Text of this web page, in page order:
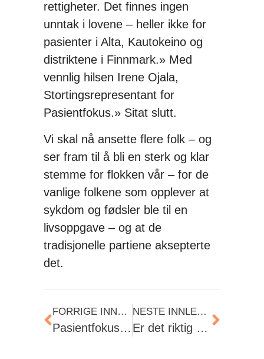
rettigheter. Det finnes ingen
unntak i lovene – heller ikke for
pasienter i Alta, Kautokeino og
distriktene i Finnmark.» Med
vennlig hilsen Irene Ojala,
Stortingsrepresentant for
Pasientfokus.» Sitat slutt.
Vi skal nå ansette flere folk – og
ser fram til å bli en sterk og klar
stemme for flokken vår – for de
vanlige folkene som opplever at
sykdom og fødsler ble til en
livsoppgave – og at de
tradisjonelle partiene aksepterte
det.
FORRIGE INNLEGG
Pasientfokus jobber for en Helsehavari-kommisjon.
NESTE INNLEGG
Er det riktig med Nasjonalt skjenkestopp for restauranter?